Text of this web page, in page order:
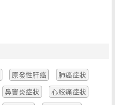
原發性肝癌
肺癌症狀
鼻竇炎症狀
心絞痛症狀